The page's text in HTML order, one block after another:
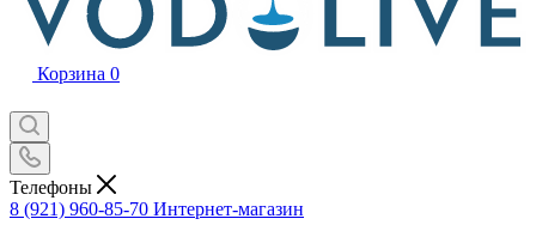
Корзина 0
Телефоны
8 (921) 960-85-70 Интернет-магазин